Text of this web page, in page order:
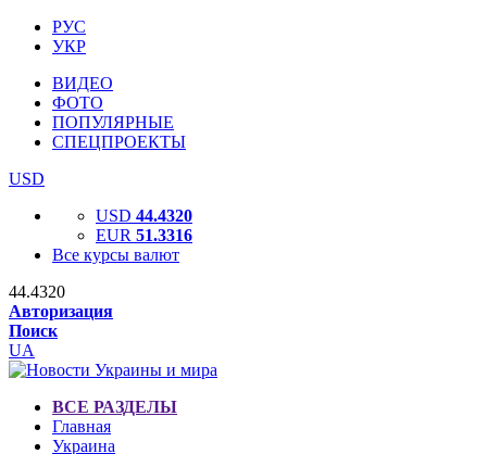
РУС
УКР
ВИДЕО
ФОТО
ПОПУЛЯРНЫЕ
СПЕЦПРОЕКТЫ
USD
USD 44.4320
EUR 51.3316
Все курсы валют
44.4320
Авторизация
Поиск
UA
ВСЕ РАЗДЕЛЫ
Главная
Украина